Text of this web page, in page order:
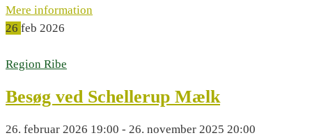
Mere information
26 feb 2026
Region Ribe
Besøg ved Schellerup Mælk
26. februar 2026 19:00 - 26. november 2025 20:00